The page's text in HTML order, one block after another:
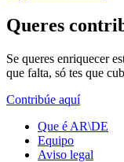
Queres
Se queres enriquecer
que falta, só tes que
Contribúe aquí
Que é AR\DE
Equipo
Aviso legal